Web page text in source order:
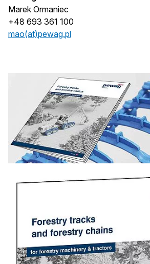
Marek Ormaniec
+48 693 361 100
mao(at)pewag.pl